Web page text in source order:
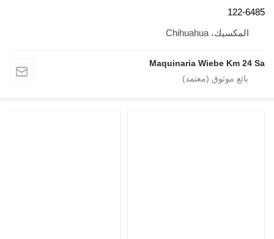
122-6485
المكسيك، Chihuahua
Maquinaria Wiebe Km 24 Sa